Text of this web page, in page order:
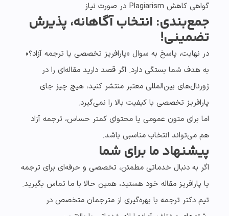
گواهی کاهش Plagiarism در صورت نیاز
جمع‌بندی: انتخاب آگاهانه، پذیرش
تضمینی!
در نهایت، پاسخ به سوال «پارافریز تخصصی یا ترجمه آزاد؟»
به هدف شما بستگی دارد. اگر قصد دارید مقاله‌ای را در
ژورنال‌های بین‌المللی معتبر منتشر کنید، هیچ چیز جای
پارافریز تخصصی با کیفیت بالا را نمی‌گیرد.
اما برای متون عمومی یا محتوای کمتر حساس، ترجمه آزاد
هم می‌تواند انتخاب مناسبی باشد.
پیشنهاد ما برای شما
اگر به دنبال خدماتی مطمئن، تخصصی و حرفه‌ای برای ترجمه
یا پارافریز مقاله خود هستید، همین حالا با ما تماس بگیرید.
تیم دکتر ترجمه با بهره‌گیری از مترجمان متخصص در